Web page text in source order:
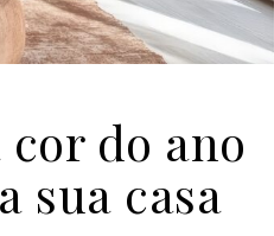
do ano
sua casa